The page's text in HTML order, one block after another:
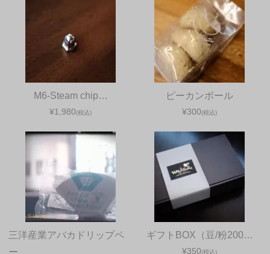
M6-Steam chip…
¥1,980(税込)
ピーカンボール
¥300(税込)
三洋産業アバカドリップペ
ギフトBOX（豆/粉200…
¥350(税込)